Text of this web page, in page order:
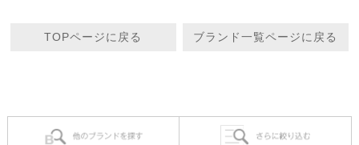
TOPページに戻る ブランド一覧ページに戻る